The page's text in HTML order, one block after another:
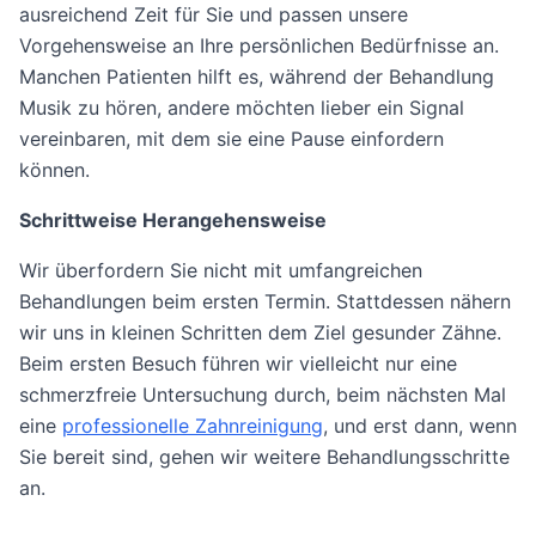
ausreichend Zeit für Sie und passen unsere
Vorgehensweise an Ihre persönlichen Bedürfnisse an.
Manchen Patienten hilft es, während der Behandlung
Musik zu hören, andere möchten lieber ein Signal
vereinbaren, mit dem sie eine Pause einfordern
können.
Schrittweise Herangehensweise
Wir überfordern Sie nicht mit umfangreichen
Behandlungen beim ersten Termin. Stattdessen nähern
wir uns in kleinen Schritten dem Ziel gesunder Zähne.
Beim ersten Besuch führen wir vielleicht nur eine
schmerzfreie Untersuchung durch, beim nächsten Mal
eine professionelle Zahnreinigung, und erst dann, wenn
Sie bereit sind, gehen wir weitere Behandlungsschritte
an.